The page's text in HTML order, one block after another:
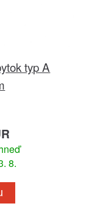
typ A
8.